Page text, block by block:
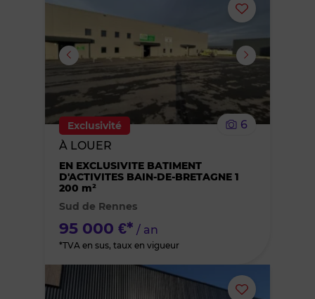
Ajouter
ou
le
Exclusivité
6
À LOUER
EN EXCLUSIVITE BATIMENT
D'ACTIVITES BAIN-DE-BRETAGNE 1
200 m²
Sud de Rennes
95 000 €* / an
*TVA en sus, taux en vigueur
Ajouter